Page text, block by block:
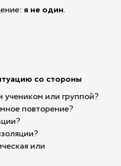
я не один.
со стороны
или группой?
повторение?
или